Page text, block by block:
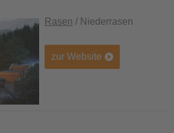
Rasen / Niederrasen
zur Website